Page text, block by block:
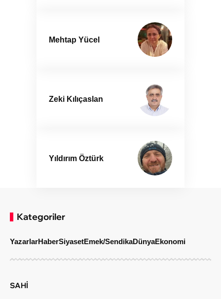
Mehtap Yücel
Zeki Kılıçaslan
Yıldırım Öztürk
Kategoriler
YazarlarHaberSiyasetEmek/SendikaDünyaEkonomi
SAHİ